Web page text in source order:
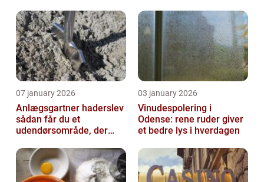
07 january 2026
Anlægsgartner haderslev
sådan får du et
udendørsområde, der
03 january 2026
Vinudespolering i
Odense: rene ruder giver
et bedre lys i hverdagen